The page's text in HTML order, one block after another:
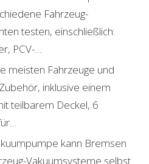
Fahrzeug-
testen, einschließlich:
PCV-…
meisten Fahrzeuge und
inklusive einem
teilbarem Deckel, 6
kann Bremsen
Vakuumsysteme selbst